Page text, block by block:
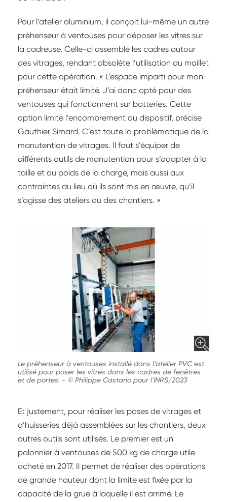
Pour l’atelier aluminium, il conçoit lui-même un autre
préhenseur à ventouses pour déposer les vitres sur
la cadreuse. Celle-ci assemble les cadres autour
des vitrages, rendant obsolète l’utilisation du maillet
pour cette opération. « L’espace imparti pour mon
préhenseur était limité. J’ai donc opté pour des
ventouses qui fonctionnent sur batteries. Cette
option limite l’encombrement du dispositif, précise
Gauthier Simard. C’est toute la problématique de la
manutention de vitrages. Il faut s’équiper de
différents outils de manutention pour s’adapter à la
taille et au poids de la charge, mais aussi aux
contraintes du lieu où ils sont mis en œuvre, qu’il
s’agisse des ateliers ou des chantiers. »
Le préhenseur à ventouses installé dans l’atelier PVC est
utilisé pour poser les vitres dans les cadres de fenêtres
et de portes. - © Philippe Castano pour l'INRS/2023
Et justement, pour réaliser les poses de vitrages et
d’huisseries déjà assemblées sur les chantiers, deux
autres outils sont utilisés. Le premier est un
palonnier à ventouses de 500 kg de charge utile
acheté en 2017. Il permet de réaliser des opérations
de grande hauteur dont la limite est fixée par la
capacité de la grue à laquelle il est arrimé. Le